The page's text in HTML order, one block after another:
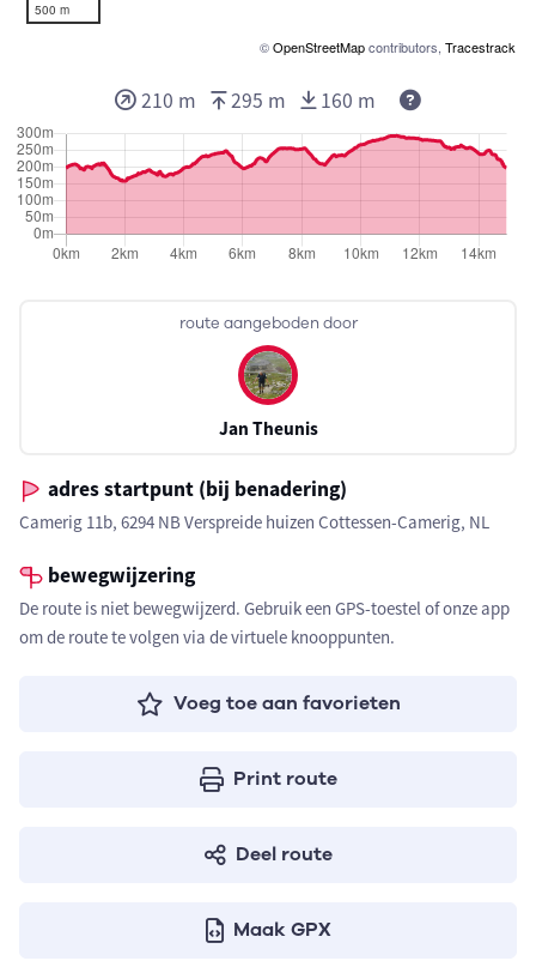
500 m
©OpenStreetMapcontributors, Tracestrack
route aangeboden door
Jan Theunis
adres startpunt (bij benadering)
Camerig 11b, 6294 NB Verspreide huizen Cottessen-Camerig, NL
bewegwijzering
De route is niet bewegwijzerd. Gebruik een GPS-toestel of onze app
om de route te volgen via de virtuele knooppunten.
Voeg toe aan favorieten
Print route
Deel route
Maak GPX
210 m 295 m 160 m